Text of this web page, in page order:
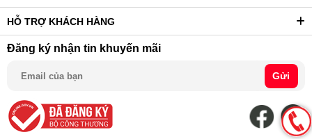
HỖ TRỢ KHÁCH HÀNG
Đăng ký nhận tin khuyến mãi
Gửi